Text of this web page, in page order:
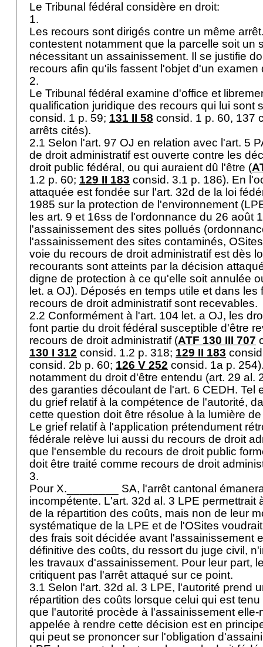
Le Tribunal fédéral considère en droit:
1.
Les recours sont dirigés contre un même
contestent notamment que la parcelle soit un
nécessitant un assainissement. Il se justifie
recours afin qu'ils fassent l'objet d'un
2.
Le Tribunal fédéral examine d'office et
qualification juridique des recours qui lui sont
consid. 1 p. 59; 131 II 58 consid. 1 p. 60, 137
arrêts cités).
2.1 Selon l'art. 97 OJ en relation avec l'art. 5
de droit administratif est ouverte contre les
droit public fédéral, ou qui auraient dû l'être (
1.2 p. 60; 129 II 183 consid. 3.1 p. 186). En
attaquée est fondée sur l'art. 32d de la loi
1985 sur la protection de l'environnement
les art. 9 et 16ss de l'ordonnance du 26 août
l'assainissement des sites pollués
l'assainissement des sites contaminés,
voie du recours de droit administratif est dès
recourants sont atteints par la décision
digne de protection à ce qu'elle soit annulée
let. a OJ). Déposés en temps utile et dans les
recours de droit administratif sont recevables.
2.2 Conformément à l'art. 104 let. a OJ, les
font partie du droit fédéral susceptible d'être
recours de droit administratif (ATF 130 III 707
130 I 312 consid. 1.2 p. 318; 129 II 183
consid. 2b p. 60; 126 V 252 consid. 1a p.
notamment du droit d'être entendu (art. 29 al.
des garanties découlant de l'art. 6 CEDH. Tel
du grief relatif à la compétence de l'autorité,
cette question doit être résolue à la lumière
Le grief relatif à l'application prétendument
fédérale relève lui aussi du recours de droit
que l'ensemble du recours de droit public
doit être traité comme recours de droit
3.
Pour X.________ SA, l'arrêt cantonal
incompétente. L'art. 32d al. 3 LPE permettrait
de la répartition des coûts, mais non de leur
systématique de la LPE et de l'OSites
des frais soit décidée avant l'assainissement
définitive des coûts, du ressort du juge civil,
les travaux d'assainissement. Pour leur part,
critiquent pas l'arrêt attaqué sur ce point.
3.1 Selon l'art. 32d al. 3 LPE, l'autorité prend
répartition des coûts lorsque celui qui est
que l'autorité procède à l'assainissement elle-
appelée à rendre cette décision est en
qui peut se prononcer sur l'obligation